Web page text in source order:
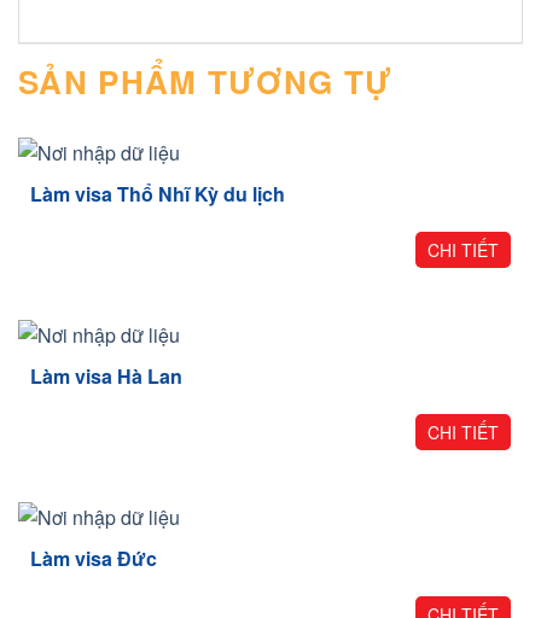
SẢN PHẨM TƯƠNG TỰ
Làm visa Thổ Nhĩ Kỳ du lịch
CHI TIẾT
Làm visa Hà Lan
CHI TIẾT
Làm visa Đức